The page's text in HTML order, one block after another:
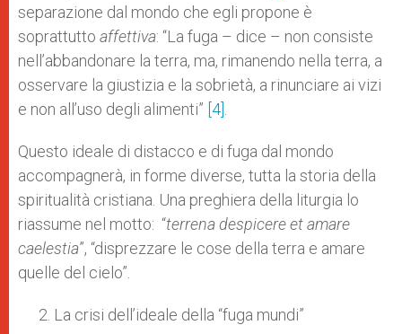
separazione dal mondo che egli propone è
soprattutto affettiva: “La fuga – dice – non consiste
nell’abbandonare la terra, ma, rimanendo nella terra, a
osservare la giustizia e la sobrietà, a rinunciare ai vizi
e non all’uso degli alimenti” [4]
Questo ideale di distacco e di fuga dal mondo
accompagnerà, in forme diverse, tutta la storia della
spiritualità cristiana. Una preghiera della liturgia lo
riassume nel motto: “terrena despicere et amare
caelestia”, “disprezzare le cose della terra e amare
quelle del cielo”.
La crisi dell’ideale della “fuga mundi”